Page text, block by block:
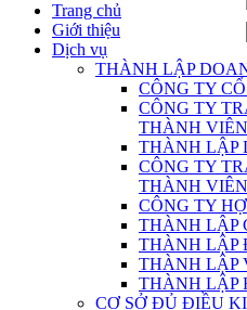
Trang chủ
Giới thiệu
Dịch vụ
THÀNH LẬP
CÔNG TY
CÔNG TY
THÀNH
THÀNH LẬP
CÔNG TY
THÀNH VIÊN
CÔNG TY
THÀNH LẬP
THÀNH LẬP
THÀNH LẬP
THÀNH LẬP
CƠ SỞ ĐỦ ĐIỀU